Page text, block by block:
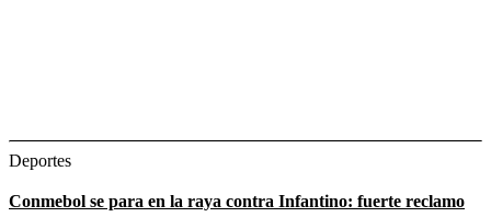
Deportes
Conmebol se para en la raya contra Infantino: fuerte reclamo